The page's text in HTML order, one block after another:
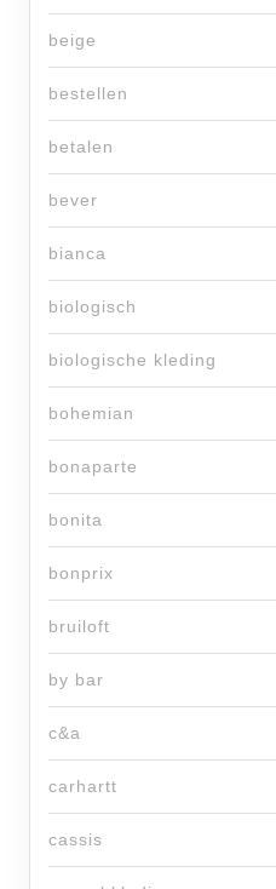
beige
bestellen
betalen
bever
bianca
biologisch
biologische kleding
bohemian
bonaparte
bonita
bonprix
bruiloft
by bar
c&a
carhartt
cassis